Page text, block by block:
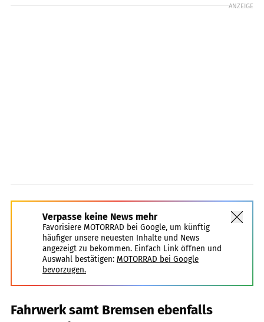
ANZEIGE
Verpasse keine News mehr
Favorisiere MOTORRAD bei Google, um künftig
häufiger unsere neuesten Inhalte und News
angezeigt zu bekommen. Einfach Link öffnen und
Auswahl bestätigen: MOTORRAD bei Google
bevorzugen.
Fahrwerk samt Bremsen ebenfalls